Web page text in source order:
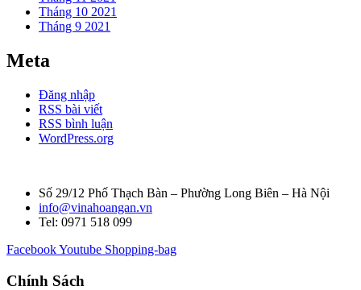
Tháng 10 2021
Tháng 9 2021
Meta
Đăng nhập
RSS bài viết
RSS bình luận
WordPress.org
Số 29/12 Phố Thạch Bàn – Phường Long Biên – Hà Nội
info@vinahoangan.vn
Tel: 0971 518 099
FacebookYoutube Shopping-bag
Chính Sách